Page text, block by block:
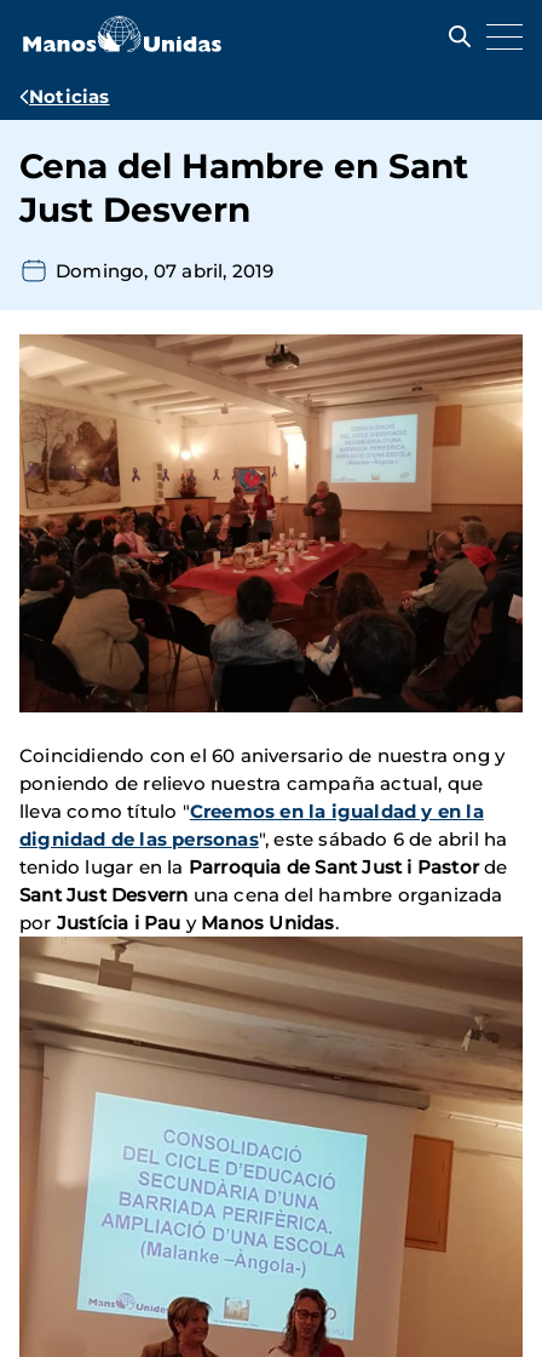
contenido
Ruta
navegación
Noticias
Cena del Hambre en Sant
Just Desvern
Domingo, 07 abril, 2019
Coincidiendo con el 60 aniversario de nuestra ong y
poniendo de relievo nuestra campaña actual, que
lleva como título "Creemos en la igualdad y en la
dignidad de las personas", este sábado 6 de abril ha
tenido lugar en la Parroquia de Sant Just i Pastorde
Sant Just Desvern una cena del hambre organizada
por Justícia i Pau y Manos Unidas.